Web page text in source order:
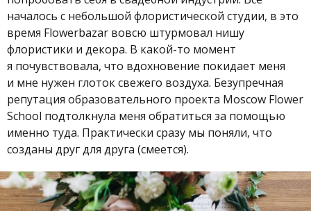
началось с небольшой флористической студии, в это
время Flowerbazar вовсю штурмовал нишу
флористики и декора. В какой-то момент
я почувствовала, что вдохновение покидает меня
и мне нужен глоток свежего воздуха. Безупречная
репутация образовательного проекта Moscow Flower
School подтолкнула меня обратиться за помощью
именно туда. Практически сразу мы поняли, что
созданы друг для друга (смеется).